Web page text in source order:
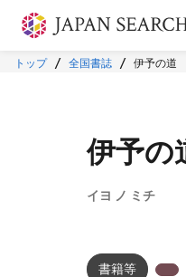
本文に飛ぶ
トップ 全国書誌 伊予の道
伊予の
イヨ ノ ミチ
書籍等